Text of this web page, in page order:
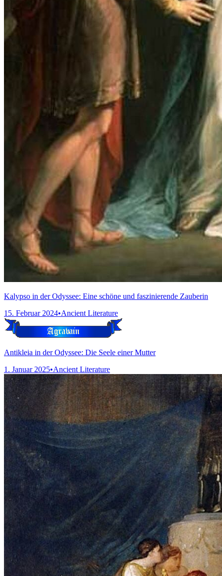
Kalypso in der Odyssee: Eine schöne und faszinierende Zauberin
15. Februar 2024•Ancient Literature
Antikleia in der Odyssee: Die Seele einer Mutter
1. Januar 2025•Ancient Literature